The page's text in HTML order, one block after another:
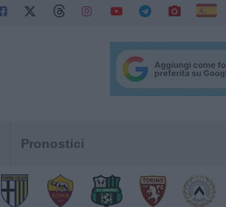
Pronostici